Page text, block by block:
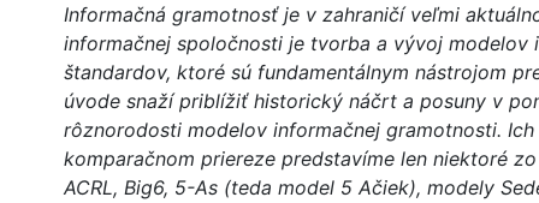
Informačná gramotnosť je v zahraničí veľmi
informačnej spoločnosti je tvorba a vývoj
štandardov, ktoré sú fundamentálnym nástrojom
úvode snaží priblížiť historický náčrt a posuny v
rôznorodosti modelov informačnej gramotnosti.
komparačnom priereze predstavíme len niektoré
ACRL, Big6, 5-As (teda model 5 Ačiek), modely